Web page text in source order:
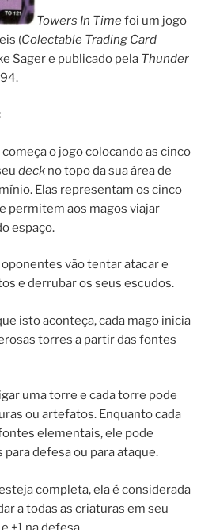
Towers In Timefoi um jogo
(Colectable Trading Card
Sager e publicado pela Thunder
o jogo colocando as cinco
deck no topo da sua área de
Elas representam os cinco
permitem aos magos viajar
espaço.
vão tentar atacar e
e derrubar os seus escudos.
isto aconteça, cada mago inicia
torres a partir das fontes
uma torre e cada torre pode
ou artefatos. Enquanto cada
elementais, ele pode
defesa ou para ataque.
completa, ela é considerada
a todas as criaturas em seu